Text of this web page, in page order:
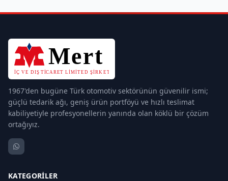
1967'den bugüne Türk otomotiv sektörünün güvenilir ismi;
güçlü tedarik ağı, geniş ürün portföyü ve hızlı teslimat
kabiliyetiyle profesyonellerin yanında olan köklü bir çözüm
ortağıyız.
KATEGORILER